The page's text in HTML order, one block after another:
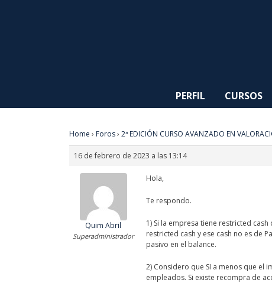
PERFIL CURSOS
Home › Foros› 2ª EDICIÓN CURSO AVANZADO EN
16 de febrero de 2023 a las 13:14
Quim Abril
Superadministrador
Hola,
Te respondo.
1) Si la empresa tiene restricted
restricted cash y ese cash no es de
pasivo en el balance.
2) Considero que SI a menos que el
empleados. Si existe recompra de